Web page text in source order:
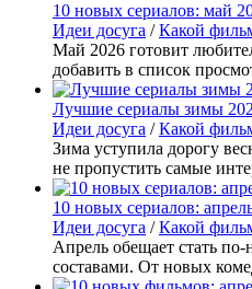
10 новых сериалов: май
Идеи досуга /Какой
Май 2026 готовит
добавить в список
Лучшие сериалы зимы
Идеи досуга /Какой
Зима уступила дорогу
не пропустить самые
10 новых сериалов:
Идеи досуга /Какой
Апрель обещает стать
составами. От новых